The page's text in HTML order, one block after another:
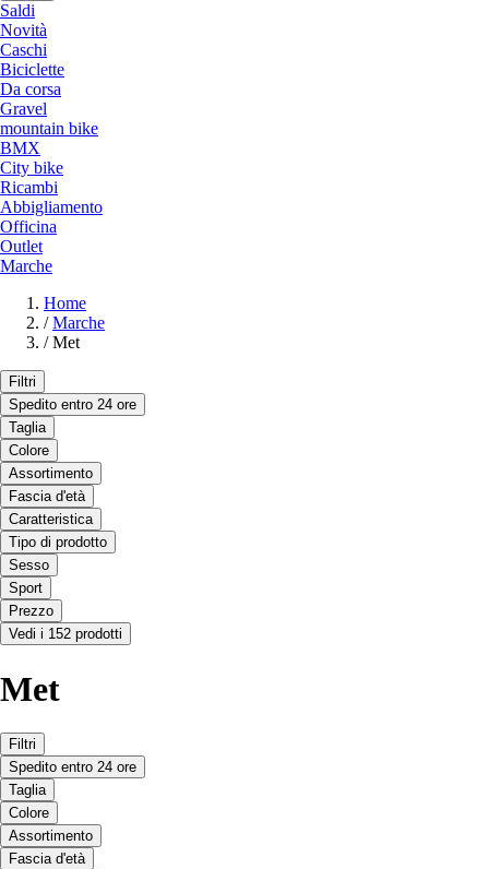
Saldi
Novità
Caschi
Biciclette
Da corsa
Gravel
mountain bike
BMX
City bike
Ricambi
Abbigliamento
Officina
Outlet
Marche
Home
/ Marche
/ Met
Filtri
Spedito entro 24 ore
Taglia
Colore
Assortimento
Fascia d'età
Caratteristica
Tipo di prodotto
Sesso
Sport
Prezzo
Vedi i 152 prodotti
Met
Filtri
Spedito entro 24 ore
Taglia
Colore
Assortimento
Fascia d'età